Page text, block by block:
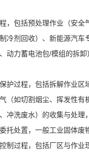
，包括预处理作业（安全
冷剂回收）、新能源汽车
动力蓄电池包/模组的拆
护过程，包括拆解作业区
（如切割烟尘、挥发性有
冲洗废水）的收集与处理
托处置，一般工业固体废
制过程，包括厂区与作业